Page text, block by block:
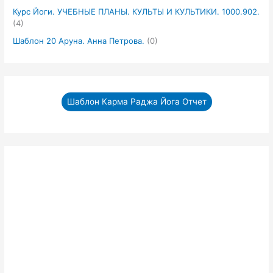
Курс Йоги. УЧЕБНЫЕ ПЛАНЫ. КУЛЬТЫ И КУЛЬТИКИ. 1000.902.
(4)
Шаблон 20 Аруна. Анна Петрова. (0)
Шаблон Карма Раджа Йога Отчет